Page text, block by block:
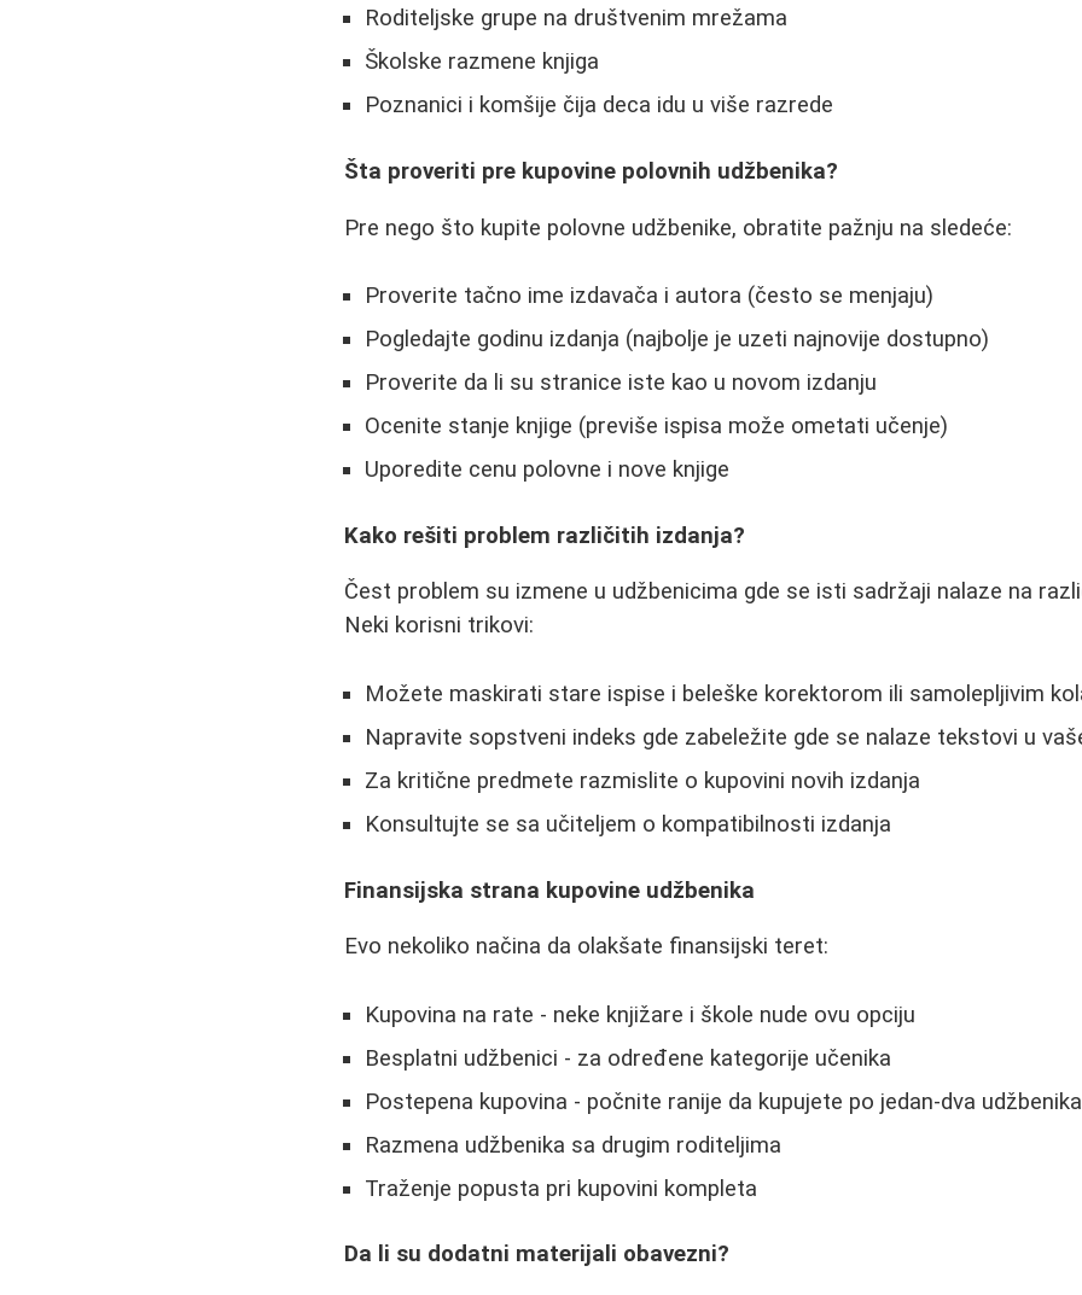
Roditeljske grupe na društvenim mrežama
Školske razmene knjiga
Poznanici i komšije čija deca idu u više razrede
Šta proveriti pre kupovine polovnih udžbenika?
Pre nego što kupite polovne udžbenike, obratite pažnju na sledeće:
Proverite tačno ime izdavača i autora (često se menjaju)
Pogledajte godinu izdanja (najbolje je uzeti najnovije dostupno)
Proverite da li su stranice iste kao u novom izdanju
Ocenite stanje knjige (previše ispisa može ometati učenje)
Uporedite cenu polovne i nove knjige
Kako rešiti problem različitih izdanja?
Čest problem su izmene u udžbenicima gde se isti sadržaji nalaze na
Neki korisni trikovi:
Možete maskirati stare ispise i beleške korektorom ili samolepljivim
Napravite sopstveni indeks gde zabeležite gde se nalaze tekstovi u
Za kritične predmete razmislite o kupovini novih izdanja
Konsultujte se sa učiteljem o kompatibilnosti izdanja
Finansijska strana kupovine udžbenika
Evo nekoliko načina da olakšate finansijski teret:
Kupovina na rate - neke knjižare i škole nude ovu opciju
Besplatni udžbenici - za određene kategorije učenika
Postepena kupovina - počnite ranije da kupujete po jedan-dva
Razmena udžbenika sa drugim roditeljima
Traženje popusta pri kupovini kompleta
Da li su dodatni materijali obavezni?